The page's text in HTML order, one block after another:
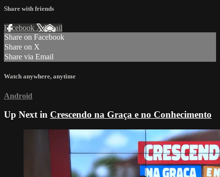
Share with friends
Facebook XEmail
Share on Facebook
Share on X
Share via Email
Watch anywhere, anytime
Android
Up Next in Crescendo na Graça e no Conhecimento